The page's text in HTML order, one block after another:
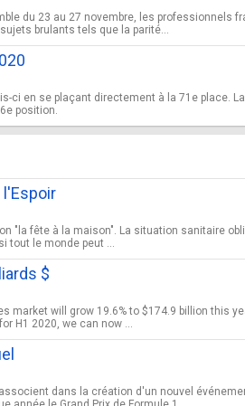
du 23 au 27 novembre, les professionnels
brulants tels que la parité...
en se plaçant directement à la 71e place.
position.
l'Espoir
"la fête à la maison". La situation sanitaire
tout le monde peut ...
$
market will grow 19.6% to $174.9 billion this
H1 2020, we can now ...
dans la création d'un nouvel